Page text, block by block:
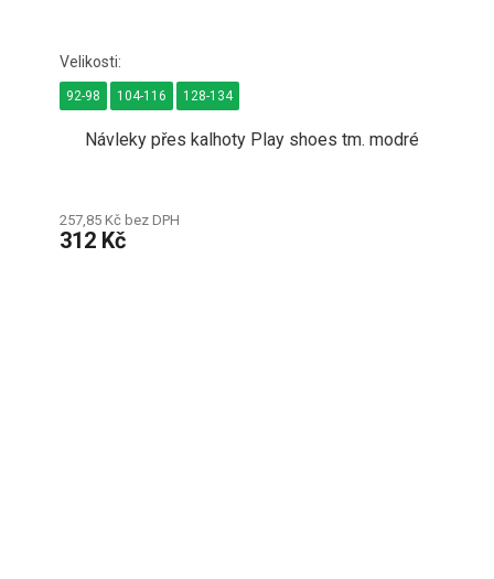
Návleky přes kalhoty Play shoes tm. modré
257,85 Kč bez DPH
312 Kč
92-98 104-116 128-134